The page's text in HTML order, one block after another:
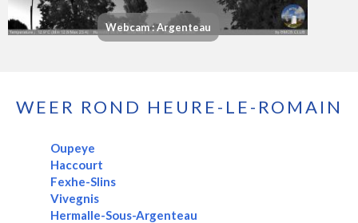
Webcam : Argenteau
WEER ROND HEURE-LE-ROMAIN
Oupeye
Haccourt
Fexhe-Slins
Vivegnis
Hermalle-Sous-Argenteau